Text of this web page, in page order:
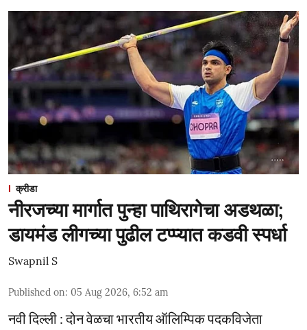
क्रीडा
नीरजच्या मार्गात पुन्हा पाथिरागेचा अडथळा;
डायमंड लीगच्या पुढील टप्प्यात कडवी स्पर्धा
Swapnil S
Published on: 05 Aug 2026, 6:52 am
नवी दिल्ली : दोन वेळचा भारतीय ऑलिम्पिक पदकविजेता